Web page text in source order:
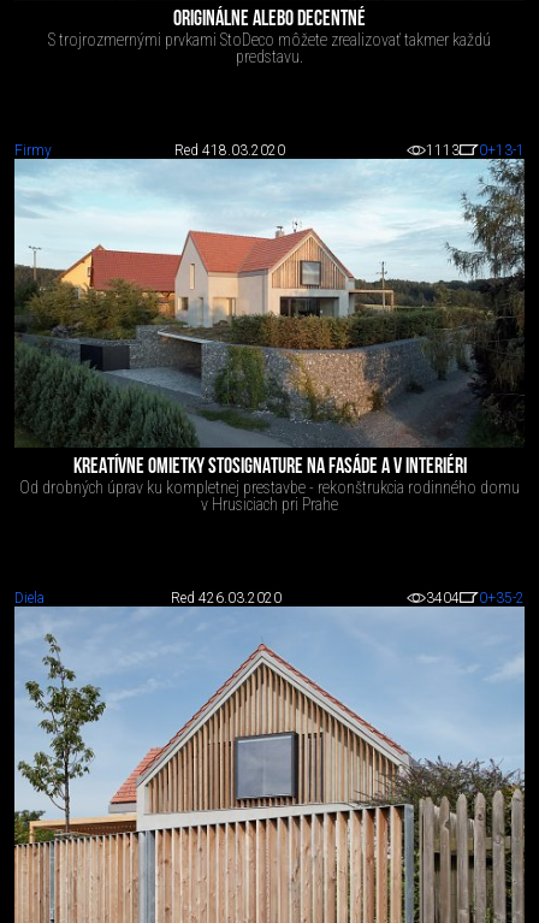
ORIGINÁLNE ALEBO DECENTNÉ
S trojrozmernými prvkami StoDeco môžete zrealizovať takmer každú
predstavu.
Firmy Red 418.03.2020 1113 0+13-1
KREATÍVNE OMIETKY STOSIGNATURE NA FASÁDE A V INTERIÉRI
Od drobných úprav ku kompletnej prestavbe - rekonštrukcia rodinného domu
v Hrusiciach pri Prahe
Diela Red 426.03.2020 3404 0+35-2